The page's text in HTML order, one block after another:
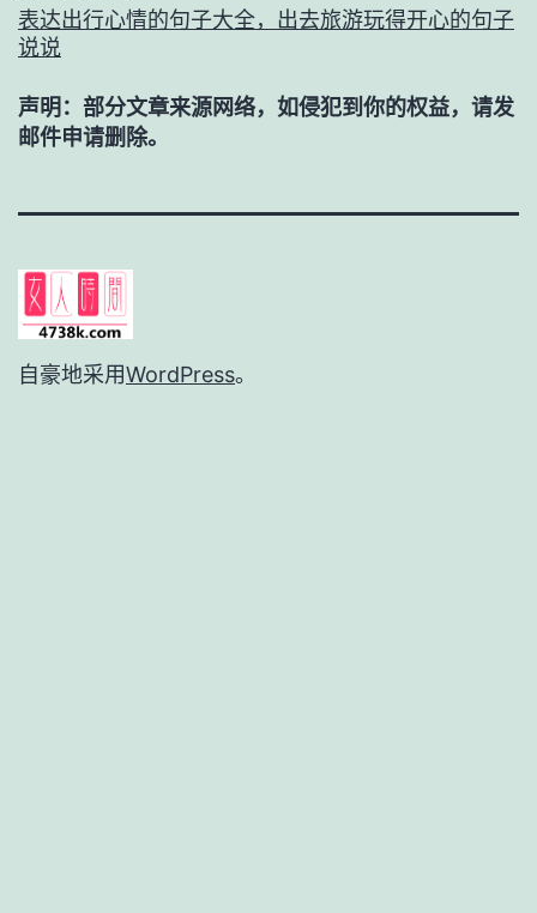
表达出行心情的句子大全，出去旅游玩得开心的句子
说说
声明：部分文章来源网络，如侵犯到你的权益，请发
邮件申请删除。
自豪地采用WordPress。